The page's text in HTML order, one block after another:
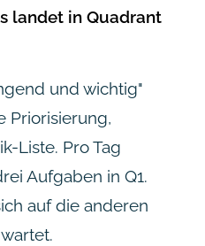
landet in Quadrant
und wichtig"
Priorisierung,
Liste. Pro Tag
Aufgaben in Q1.
auf die anderen